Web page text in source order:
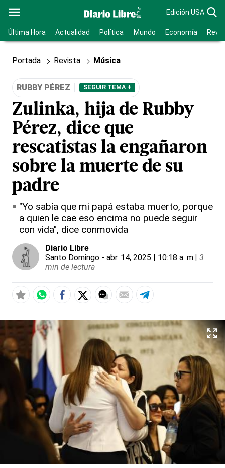
Edición USA
Última Hora Actualidad Política Mundo Economía
Portada Revista Música
RUBBY PÉREZ SEGUIR TEMA +
Zulinka, hija de Rubby
Pérez, dice que
rescatistas la engañaron
sobre la muerte de su
padre
"Yo sabía que mi papá estaba muerto, porque
a quien le cae eso encima no puede seguir
con vida", dice conmovida
Diario Libre
Santo Domingo - abr. 14, 2025 | 10:18 a. m.| 3
min de lectura